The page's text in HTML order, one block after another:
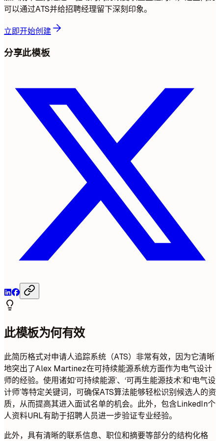
可以通过ATS并给招聘经理留下深刻印象。
立即开始创建
分享此模板
此模板为何有效
此简历格式对申请人追踪系统（ATS）非常有效，因为它清晰
地突出了Alex Martinez在可持续能源系统方面作为电气设计
师的经验。使用诸如‘可持续能源’、‘可再生能源技术’和‘电气设
计师’等特定关键词，可确保ATS算法能够轻松识别候选人的资
质，从而提高其进入面试名单的机会。此外，包含LinkedIn个
人资料URL有助于招聘人员进一步验证专业经验。
此外，具有清晰的联系信息、职位和摘要等部分的结构化格